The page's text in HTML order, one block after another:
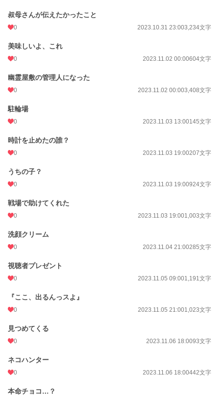
叔母さんが伝えたかったこと
0 2023.10.31 23:003,234文字
美味しいよ、これ
0 2023.11.02 00:00604文字
幽霊屋敷の管理人になった
0 2023.11.02 00:003,408文字
駐輪場
0 2023.11.03 13:00145文字
時計を止めたの誰？
0 2023.11.03 19:00207文字
うちの子？
0 2023.11.03 19:00924文字
戦場で助けてくれた
0 2023.11.03 19:001,003文字
洗顔クリーム
0 2023.11.04 21:00285文字
視聴者プレゼント
0 2023.11.05 09:001,191文字
『ここ、出るんっスよ』
0 2023.11.05 21:001,023文字
見つめてくる
0 2023.11.06 18:0093文字
ネコハンター
0 2023.11.06 18:00442文字
本命チョコ…？